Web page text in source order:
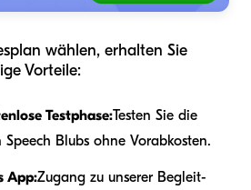
wählen, erhalten Sie
Vorteile:
Testphase:Testen Sie die
Blubs ohne Vorabkosten.
App:Zugang zu unserer Begleit-